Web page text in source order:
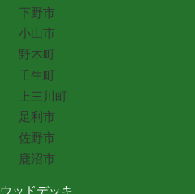
下野市
小山市
野木町
壬生町
上三川町
足利市
佐野市
鹿沼市
ウッドデッキ